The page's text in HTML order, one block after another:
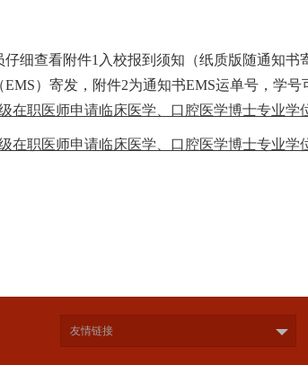
仔细查看附件1入校报到须知（纸质版随通知书
EMS）寄发，附件2为通知书EMS运单号，学号
在职医师申请临床医学、口腔医学博士专业学
在职医师申请临床医学、口腔医学博士专业学
友情链接